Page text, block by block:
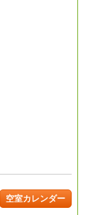
空室カレンダー